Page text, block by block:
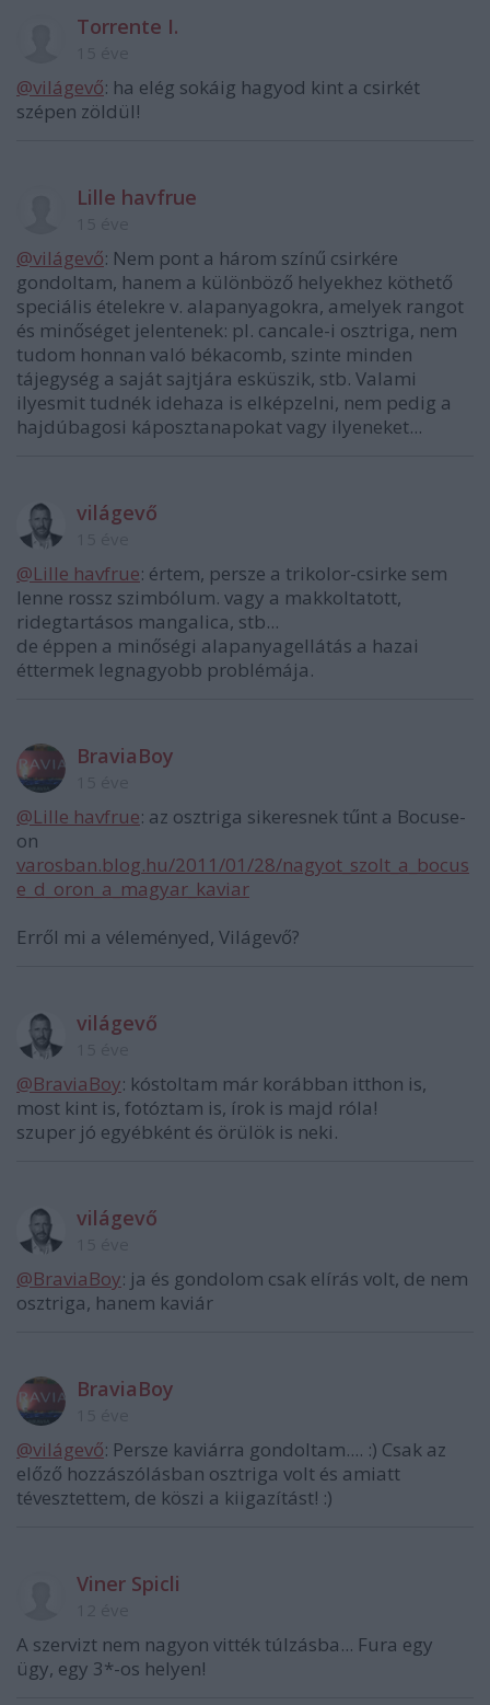
Torrente I.
@világevő: ha elég sokáig hagyod kint a csirkét
szépen zöldül!
Lille havfrue
@világevő: Nem pont a három színű csirkére
gondoltam, hanem a különböző helyekhez köthető
speciális ételekre v. alapanyagokra, amelyek rangot
és minőséget jelentenek: pl. cancale-i osztriga, nem
tudom honnan való békacomb, szinte minden
tájegység a saját sajtjára esküszik, stb. Valami
ilyesmit tudnék idehaza is elképzelni, nem pedig a
hajdúbagosi káposztanapokat vagy ilyeneket...
világevő
@Lille havfrue: értem, persze a trikolor-csirke sem
lenne rossz szimbólum. vagy a makkoltatott,
ridegtartásos mangalica, stb...
de éppen a minőségi alapanyagellátás a hazai
éttermek legnagyobb problémája.
BraviaBoy
@Lille havfrue: az osztriga sikeresnek tűnt a Bocuse-
on
varosban.blog.hu/2011/01/28/nagyot_szolt_a_bocus
e_d_oron_a_magyar_kaviar
Erről mi a véleményed, Világevő?
világevő
@BraviaBoy: kóstoltam már korábban itthon is,
most kint is, fotóztam is, írok is majd róla!
szuper jó egyébként és örülök is neki.
világevő
@BraviaBoy: ja és gondolom csak elírás volt, de nem
osztriga, hanem kaviár
BraviaBoy
@világevő: Persze kaviárra gondoltam.... :) Csak az
előző hozzászólásban osztriga volt és amiatt
tévesztettem, de köszi a kiigazítást! :)
Viner Spicli
A szervizt nem nagyon vitték túlzásba... Fura egy
ügy, egy 3*-os helyen!